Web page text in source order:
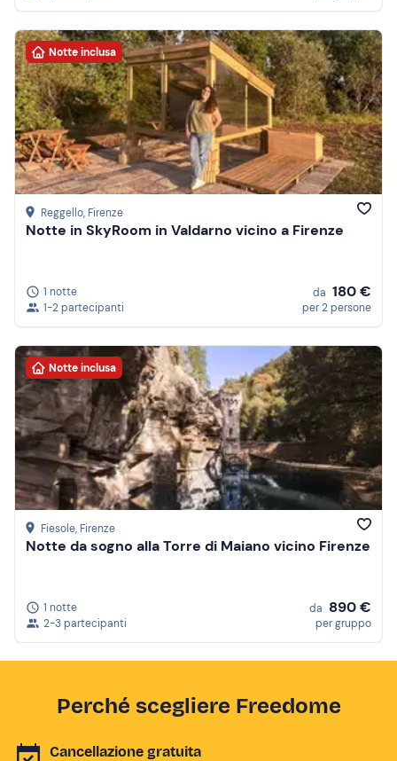
Notte inclusa
Reggello, Firenze
Notte in SkyRoom in Valdarno vicino a Firenze
1 notte
1-2 partecipanti
da 180 €
per 2 persone
Notte inclusa
Fiesole, Firenze
Notte da sogno alla Torre di Maiano vicino Firenze
1 notte
2-3 partecipanti
da 890 €
per gruppo
Perché scegliere Freedome
Cancellazione gratuita